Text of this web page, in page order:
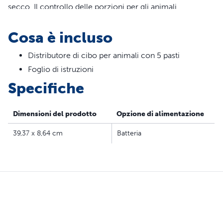
secco. Il controllo delle porzioni per gli animali
animali 5 piccoli pasti al giorno e persino impostare i
pasti per i 5 giorni successivi.
Caratteristiche
Il timer elettronico consente di impostare fino a 5 pasti
in anticipo
Solo per alimenti secchi o ricompense
Cosa è incluso
Distributore di cibo per animali con 5 pasti
Foglio di istruzioni
Specifiche
Dimensioni del prodotto Opzione di alimentazione
39,37 x 8,64 cm Batteria